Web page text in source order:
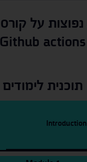
Github actions
תוכנית לימודים
Introduction